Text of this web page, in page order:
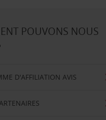
POUVONS NOUS
D'AFFILIATION AVIS